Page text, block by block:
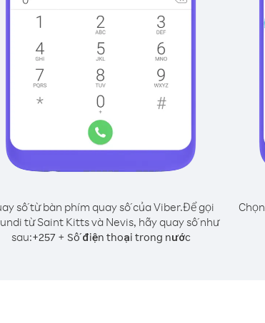
số từ bàn phím quay số của Viber.Để gọi
từ Saint Kitts và Nevis, hãy quay số như
sau:+257+ Số điện thoại trong nước